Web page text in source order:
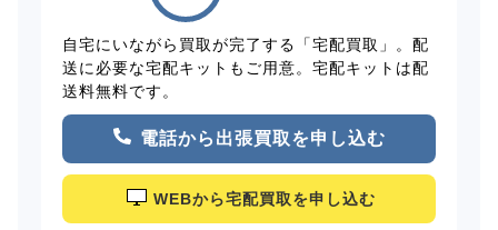
自宅にいながら買取が完了する「宅配買取」。配
送に必要な宅配キットもご用意。宅配キットは配
送料無料です。
電話から出張買取を申し込む
WEBから宅配買取を申し込む